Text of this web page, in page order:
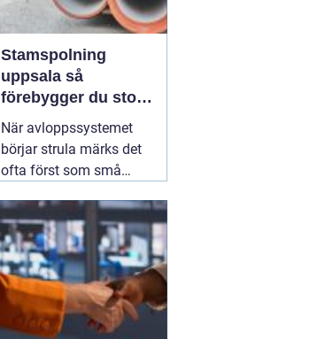
Stamspolning
uppsala så
förebygger du stopp
och vattenskador i
fastigheten
När avloppssystemet
börjar strula märks det
ofta först som små
långsam avrinning i kök
och badrum, bubblor i
handfatet eller en svag
men återkommande
avloppslukt. För många
fastighetsägare i